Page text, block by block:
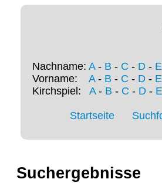
Nachname: A- B - C - D - E
Vorname: A- B - C - D - E
Kirchspiel: A- B - C - D- E
Startseite
Suchergebnisse